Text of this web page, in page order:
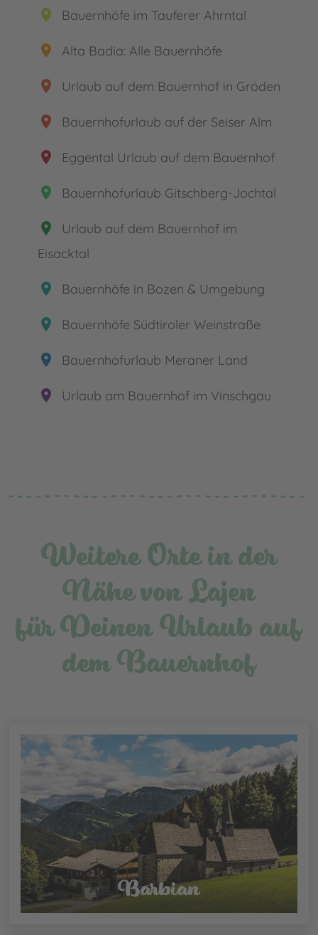
place Bauernhöfe im Tauferer Ahrntal
place Alta Badia: Alle Bauernhöfe
place Urlaub auf dem Bauernhof in Gröden
place Bauernhofurlaub auf der Seiser Alm
place Eggental Urlaub auf dem Bauernhof
place Bauernhofurlaub Gitschberg-Jochtal
place
Urlaub auf dem Bauernhof im
Eisacktal
place Bauernhöfe in Bozen & Umgebung
place Bauernhöfe Südtiroler Weinstraße
place Bauernhofurlaub Meraner Land
place Urlaub am Bauernhof im Vinschgau
Weitere Orte in der
Nähe von Lajen
für Deinen Urlaub auf
dem Bauernhof
Barbian